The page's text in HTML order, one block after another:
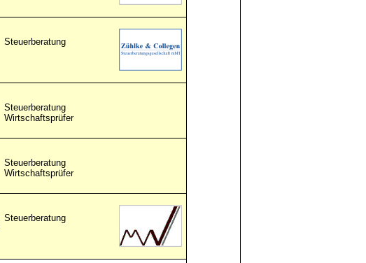
Steuerberatung
Steuerberatung
Wirtschaftsprüfer
Steuerberatung
Wirtschaftsprüfer
Steuerberatung